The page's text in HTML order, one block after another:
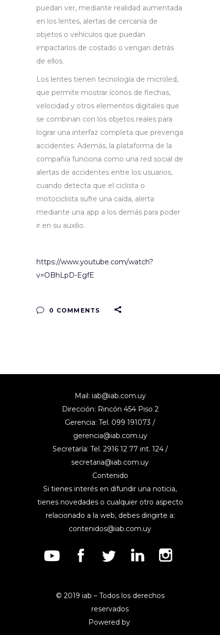
puedan ver, mediante realidad aumentada
en los lentes, alertas de cercanía de
objetos o vehículos que puedan
impactarlos de costado o vengan detrás
de ellos.
Los lentes tienen tecnología de microled,
que permite mostrar íconos de flechas,
velocidad y otros elementos digitales que
se combinan con los objetos reales para
lograr una interfaz completa que prevenga
accidentes. Además, la plataforma de la
compañía funciona como una red social de
alertas de accidentes entre los usuarios,
cuando detecta que el ciclista o
motociclista sufre una caída, alerta
mediante una app a los demás para poder
ir en su auxilio.
https://www.youtube.com/watch?
v=OBhLpD-EgfE
0 COMMENTS
Mail: iab@iab.com.uy
Dirección: Rincón 454 Piso 2
Gerencia: Tel. 099 191073 /
gerencia@iab.com.uy
Secretaría: Tel. 2916 12 77 int. 124 /
secretaria@iab.com.uy
Contenido
Si tienes interés en difundir una noticia,
tienes novedades o cualquier otro aspecto
relacionado a la web, debes dirigirte a:
contenidos@iab.com.uy
© 2019 iab – Todos los derechos
reservados
Powered by